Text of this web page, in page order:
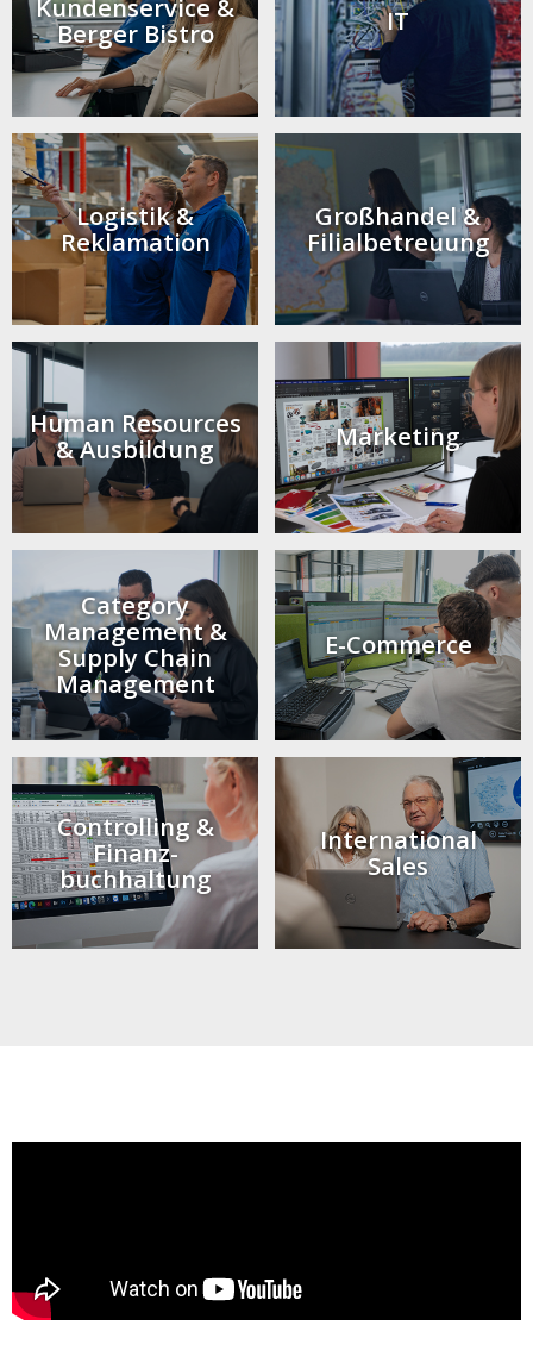
Kunden­service &
Berger Bistro
IT
Logistik &
Reklamation
Großhandel &
Filial­betreuung
Human Resources
& Ausbildung
Marketing
Category
Management &
Supply Chain
Management
E-Commerce
Controlling &
Finanz­
buchhaltung
International
Sales